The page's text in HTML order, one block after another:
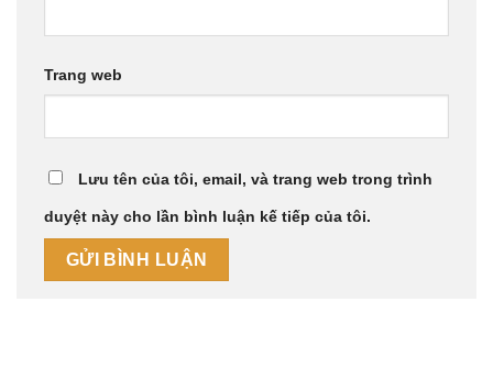
Trang web
Lưu tên của tôi, email, và trang web trong trình
duyệt này cho lần bình luận kế tiếp của tôi.